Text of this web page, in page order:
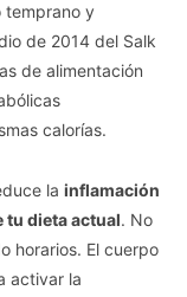
temprano y
de 2014 del Salk
de alimentación
calorías.
la inflamación
tu dieta actual. No
horarios. El cuerpo
activar la